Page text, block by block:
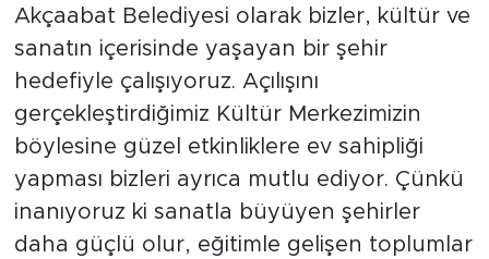
Akçaabat Belediyesi olarak bizler, kültür ve
sanatın içerisinde yaşayan bir şehir
hedefiyle çalışıyoruz. Açılışını
gerçekleştirdiğimiz Kültür Merkezimizin
böylesine güzel etkinliklere ev sahipliği
yapması bizleri ayrıca mutlu ediyor. Çünkü
inanıyoruz ki sanatla büyüyen şehirler
daha güçlü olur, eğitimle gelişen toplumlar